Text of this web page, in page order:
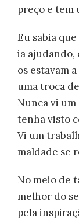
preço e tem
Eu sabia
ia ajudando,
os estavam
uma troca
Nunca vi
tenha visto
Vi um
maldade se
No meio de
melhor do
pela